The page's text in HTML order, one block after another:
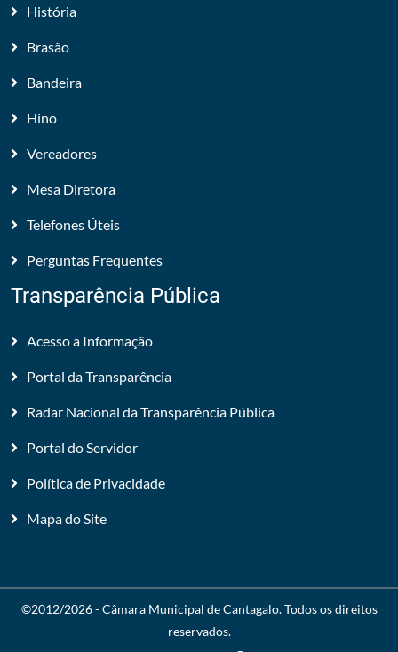
História
Brasão
Bandeira
Hino
Vereadores
Mesa Diretora
Telefones Úteis
Perguntas Frequentes
Transparência Pública
Acesso a Informação
Portal da Transparência
Radar Nacional da Transparência Pública
Portal do Servidor
Política de Privacidade
Mapa do Site
©2012/2026 -Câmara Municipal de Cantagalo. Todos os direitos
reservados.